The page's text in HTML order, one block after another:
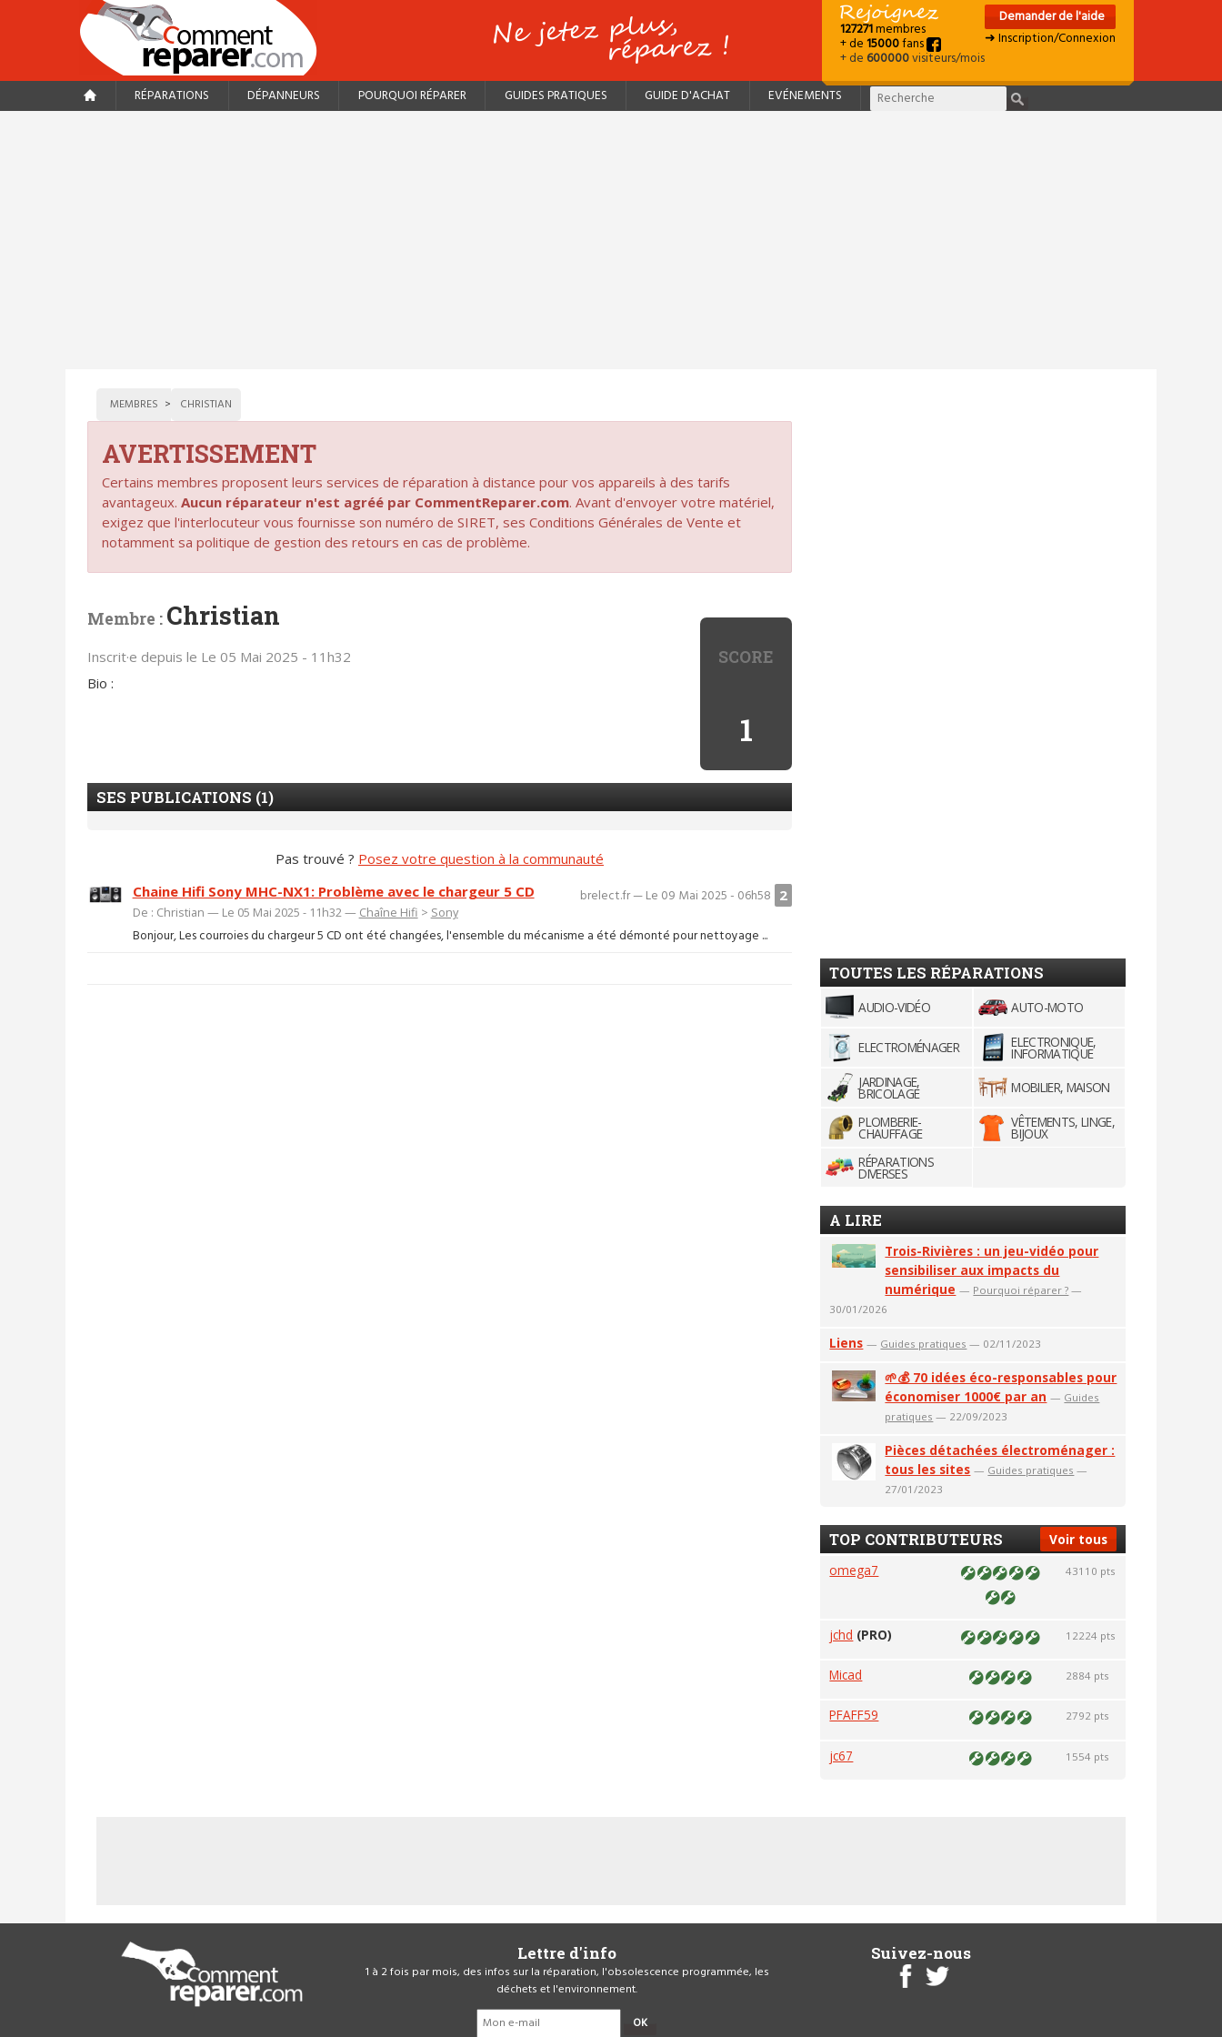
127271membres
+ de15000fans
+ de600000visiteurs/mois
Demander de l'aide
➜ Inscription/Connexion
RÉPARATIONS DÉPANNEURS POURQUOI RÉPARER GUIDES PRATIQUES GUIDE D'ACHAT EVÉNEMENTS
MEMBRES CHRISTIAN
AVERTISSEMENT
Certains membres proposent leurs services de réparation à distance pour vos appareils à des tarifs
avantageux. Aucun réparateur n'est agréé par CommentReparer.com. Avant d'envoyer votre matériel,
exigez que l'interlocuteur vous fournisse son numéro de SIRET, ses Conditions Générales de Vente et
notamment sa politique de gestion des retours en cas de problème.
SCORE
1
Membre : Christian
Inscrit·e depuis le Le 05 Mai 2025 - 11h32
Bio :
SES PUBLICATIONS (1)
Pas trouvé ? Posez votre question à la communauté
2
brelect.fr — Le 09 Mai 2025 - 06h58
Chaine Hifi Sony MHC-NX1: Problème avec le chargeur 5 CD
De : Christian — Le 05 Mai 2025 - 11h32 — Chaîne Hifi > Sony
Bonjour, Les courroies du chargeur 5 CD ont été changées, l'ensemble du mécanisme a été démonté pour nettoyage ...
TOUTES LES RÉPARATIONS
AUDIO-VIDÉO AUTO-MOTO
ELECTROMÉNAGER ELECTRONIQUE,
INFORMATIQUE
JARDINAGE,
BRICOLAGE
MOBILIER, MAISON
PLOMBERIE-
CHAUFFAGE
VÊTEMENTS, LINGE,
BIJOUX
RÉPARATIONS
DIVERSES
A LIRE
Trois-Rivières : un jeu-vidéo pour
sensibiliser aux impacts du
numérique — Pourquoi réparer ? —
30/01/2026
Liens — Guides pratiques — 02/11/2023
🌱💰 70 idées éco-responsables pour
économiser 1000€ par an — Guides
pratiques — 22/09/2023
Pièces détachées électroménager :
tous les sites — Guides pratiques —
27/01/2023
Voir tous
TOP CONTRIBUTEURS
omega7 43110 pts
jchd (PRO) 12224 pts
Micad 2884 pts
PFAFF59 2792 pts
jc67 1554 pts
Lettre d'info
1 à 2 fois par mois, des infos sur la réparation, l'obsolescence programmée, les
déchets et l'environnement.
OK
Suivez-nous